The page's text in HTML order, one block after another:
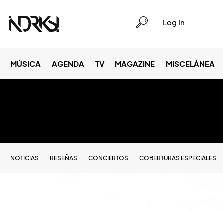
Log In
MÚSICA AGENDA TV MAGAZINE MISCELÁNEA
NOTICIAS RESEÑAS CONCIERTOS COBERTURAS ESPECIALES